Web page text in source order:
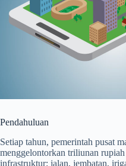
Pendahuluan
Setiap tahun, pemerintah pusat
menggelontorkan triliunan
infrastruktur: jalan, jembatan,